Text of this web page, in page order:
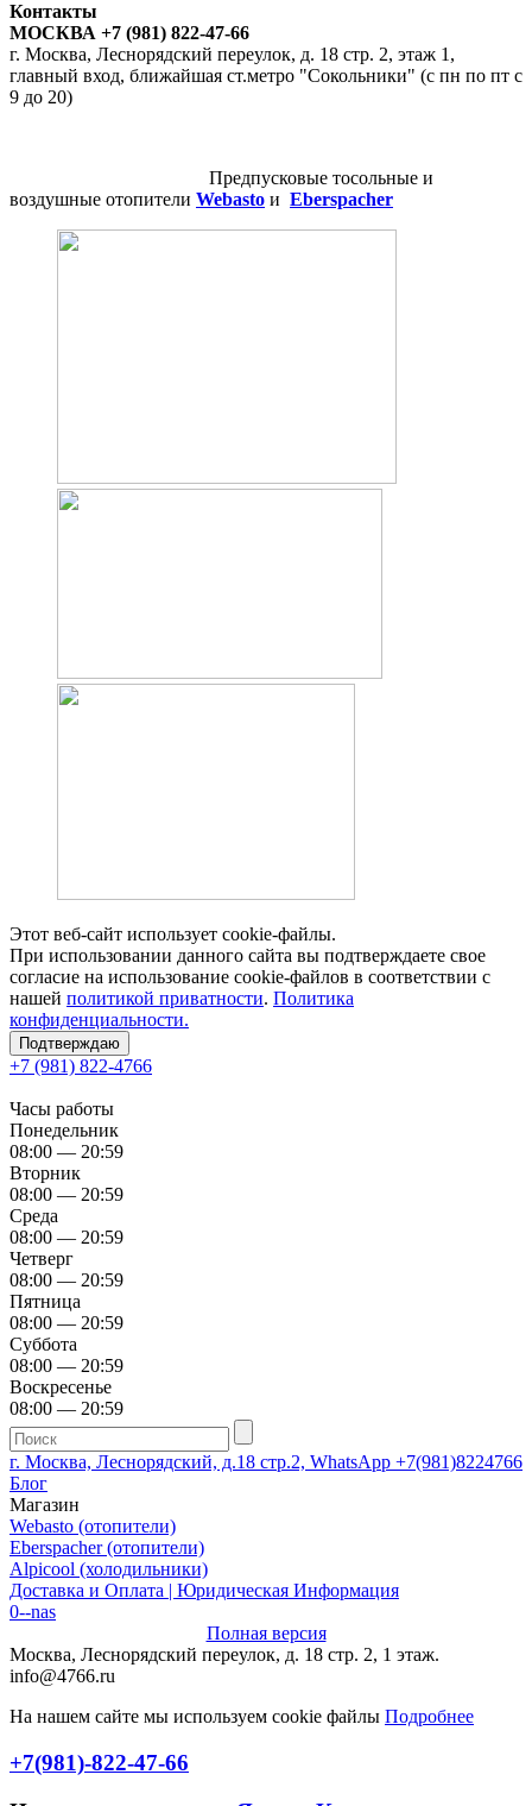
Контакты
МОСКВА +7 (981) 822-47-66
г. Москва, Леснорядский переулок, д. 18 стр. 2, этаж 1,
главный вход, ближайшая ст.метро "Сокольники" (с пн по пт с
9 до 20)
Предпусковые тосольные и
воздушные отопители Webasto и Eberspacher
Этот веб-сайт использует cookie-файлы.
При использовании данного сайта вы подтверждаете свое
согласие на использование cookie-файлов в соответствии с
нашей политикой приватности. Политика
конфиденциальности.
Подтверждаю
+7 (981) 822-4766
Часы работы
Понедельник
08:00 — 20:59
Вторник
08:00 — 20:59
Среда
08:00 — 20:59
Четверг
08:00 — 20:59
Пятница
08:00 — 20:59
Суббота
08:00 — 20:59
Воскресенье
08:00 — 20:59
г. Москва, Леснорядский, д.18 стр.2, WhatsApp +7(981)8224766
Блог
Магазин
Webasto (отопители)
Eberspacher (отопители)
Alpicool (холодильники)
Доставка и Оплата | Юридическая Информация
0--nas
Полная версия
Москва, Леснорядский переулок, д. 18 стр. 2, 1 этаж.
info@4766.ru
На нашем сайте мы используем cookie файлы Подробнее
+7(981)-822-47-66